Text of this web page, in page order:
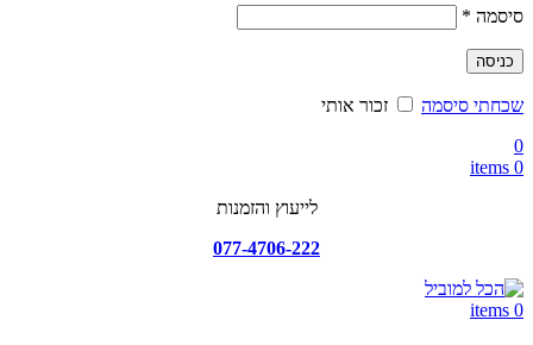
סיסמה *
כניסה
שכחתי סיסמה
זכור אותי
0
0
items
לייעוץ והזמנות
077-4706-222
0
items